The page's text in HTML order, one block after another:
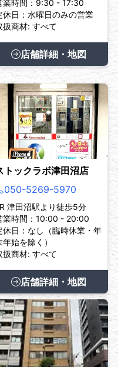
業時間：9:30 - 17:30
休日：水曜日のみの営業
扱商材: すべて
店舗詳細・地図
トックラボ津田沼店
050-5269-5970
津田沼駅より徒歩5分
業時間：10:00 - 20:00
休日：なし（臨時休業・年
年始を除く）
扱商材: すべて
店舗詳細・地図